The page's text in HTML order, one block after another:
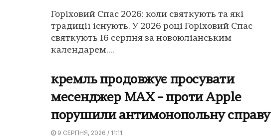
Горіховий Спас 2026: коли святкують та які
традиції існують. У 2026 році Горіховий Спас
святкують 16 серпня за новоюліанським
календарем....
кремль продовжує просувати
месенджер MAX – проти Apple
порушили антимонопольну справу
9 СЕРПНЯ, 2026 / 11:11